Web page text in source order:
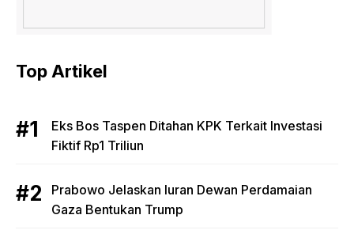
Top Artikel
Eks Bos Taspen Ditahan KPK Terkait Investasi
Fiktif Rp1 Triliun
Prabowo Jelaskan Iuran Dewan Perdamaian
Gaza Bentukan Trump